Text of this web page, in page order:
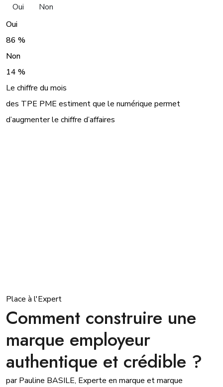
Oui
Non
Oui
86 %
Non
14 %
Le chiffre du mois
des TPE PME estiment que le numérique permet
d’augmenter le chiffre d’affaires
Place à l'Expert
Comment construire une
marque employeur
authentique et crédible ?
par Pauline BASILE, Experte en marque et marque